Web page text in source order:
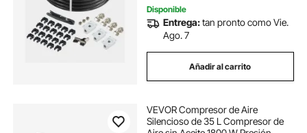
Disponible
Entrega:tan pronto como Vie.
Ago. 7
Añadir al carrito
VEVOR Compresor de Aire
Silencioso de 35 L Compresor de